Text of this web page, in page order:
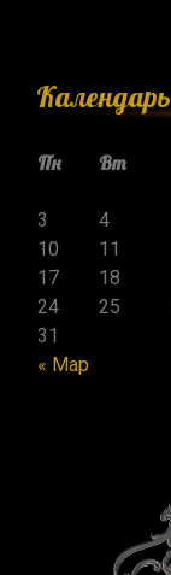
Календарь
Пн Вт
« Мар
3
4
10
11
17
18
24
25
31